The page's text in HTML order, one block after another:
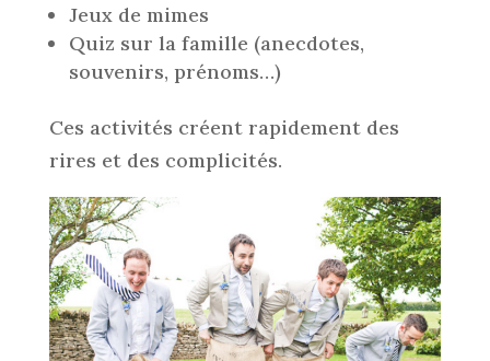
Jeux de mimes
Quiz sur la famille (anecdotes,
souvenirs, prénoms…)
Ces activités créent rapidement des
rires et des complicités.